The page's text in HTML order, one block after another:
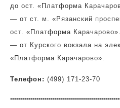
до ост. «Платформа
— от ст. м. «Рязанский
ост. «Платформа Карачарово».
— от Курского вокзала на
«Платформа Карачарово».
Телефон: (499) 171-23-70